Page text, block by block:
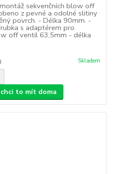
sekvenčních blow off
z pevné a odolné slitiny
povrch. - Délka 90mm. -
s adaptérem pro
off ventil 63,5mm - délka
Skladem
to mít doma